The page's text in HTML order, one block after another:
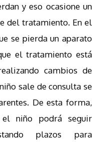
y eso ocasione un
del tratamiento. En el
se pierda un aparato
el tratamiento está
cambios de
sale de consulta se
De esta forma,
niño podrá seguir
plazos para